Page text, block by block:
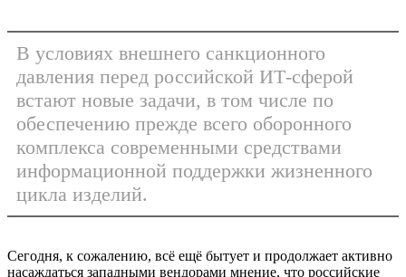
В условиях внешнего санкционного
давления перед российской ИТ-сферой
встают новые задачи, в том числе по
обеспечению прежде всего оборонного
комплекса современными средствами
информационной поддержки жизненного
цикла изделий.
Сегодня, к сожалению, всё ещё бытует и продолжает активно
насаждаться западными вендорами мнение, что российские